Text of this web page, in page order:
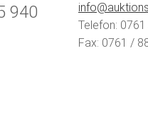
940
Telefon:
Fax: 0761 /